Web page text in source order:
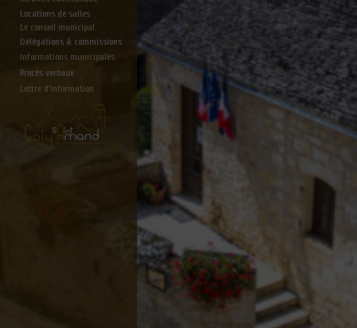
Locations de salles
Le conseil municipal
Délégations & commissions
Informations municipales
Lettre d'information
Procès verbaux